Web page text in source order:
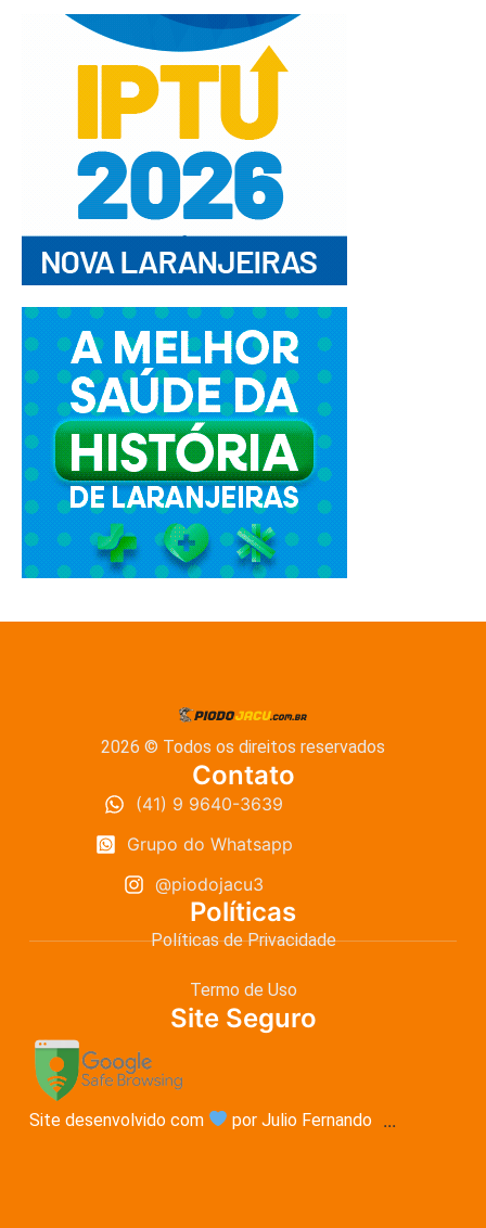
2026 © Todos os direitos reservados
Contato
(41) 9 9640-3639
Grupo do Whatsapp
@piodojacu3
Políticas
Políticas de Privacidade
Termo de Uso
Site Seguro
Site desenvolvido com por Julio Fernando ...